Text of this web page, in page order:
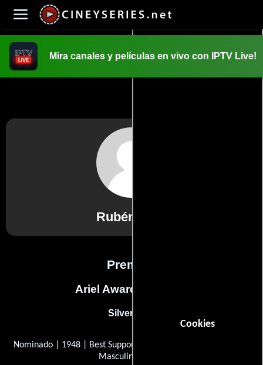
Cookies
Mira canales y películas en vivo con IPTV Live!
Rubén Rojo
Premios
Ariel Awards, Mexico
Silver Ariel
Nominado | 1948 | Best Supporting Actor (Mejor Coactuación
Masculina)